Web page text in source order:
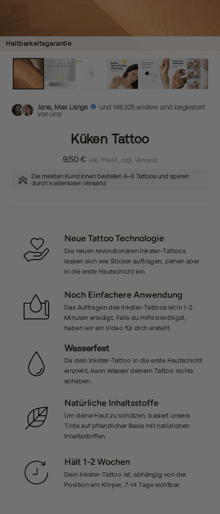
Haltbarkeitsgarantie
Jana, Max Lange
und 148.325 andere sind begeistert
von uns
Küken Tattoo
9,50 € inkl. MwSt, zzgl. Versand
Die meisten Kund:innen bestellen 4–6 Tattoos und sparen
durch kostenlosen Versand
Neue Tattoo Technologie
Die neuen revolutionären Inkster-Tattoos
lassen sich wie Sticker auftragen, ziehen aber
in die erste Hautschicht ein.
Noch Einfachere Anwendung
Das Auftragen des Inkster-Tattoos ist in 1-2
Minuten erledigt. Falls du Hilfe benötigst,
haben wir ein Video für dich erstellt.
Wasserfest
Da dein Inkster-Tattoo in die erste Hautschicht
einzieht, kann Wasser deinem Tattoo nichts
anhaben.
Natürliche Inhaltsstoffe
Um deine Haut zu schützen, basiert unsere
Tinte auf pflanzlicher Basis mit natürlichen
Inhaltsstoffen.
Hält 1-2 Wochen
Dein Inkster-Tattoo ist, abhängig von der
Position am Körper, 7-14 Tage sichtbar.